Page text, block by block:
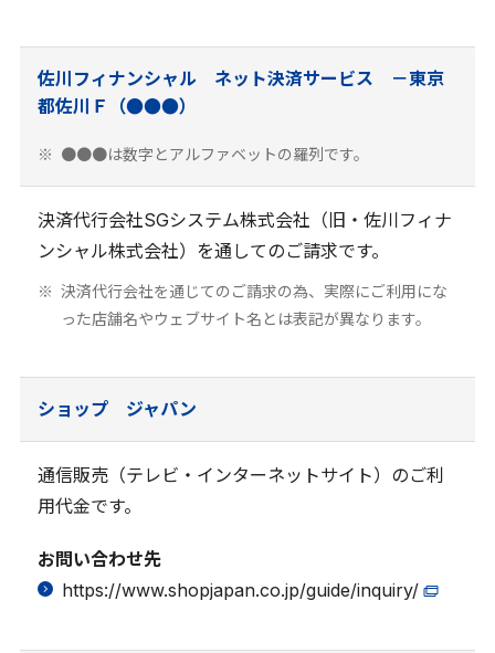
佐川フィナンシャル ネット決済サービス －東京
都佐川Ｆ（●●●）
●●●は数字とアルファベットの羅列です。
決済代行会社SGシステム株式会社（旧・佐川フィナ
ンシャル株式会社）を通してのご請求です。
決済代行会社を通じてのご請求の為、実際にご利用にな
った店舗名やウェブサイト名とは表記が異なります。
ショップ ジャパン
通信販売（テレビ・インターネットサイト）のご利
用代金です。
お問い合わせ先
https://www.shopjapan.co.jp/guide/inquiry/